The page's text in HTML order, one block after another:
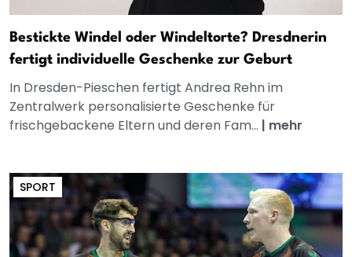
Bestickte Windel oder Windeltorte? Dresdnerin
fertigt individuelle Geschenke zur Geburt
In Dresden-Pieschen fertigt Andrea Rehn im
Zentralwerk personalisierte Geschenke für
frischgebackene Eltern und deren Fam... | mehr
SPORT